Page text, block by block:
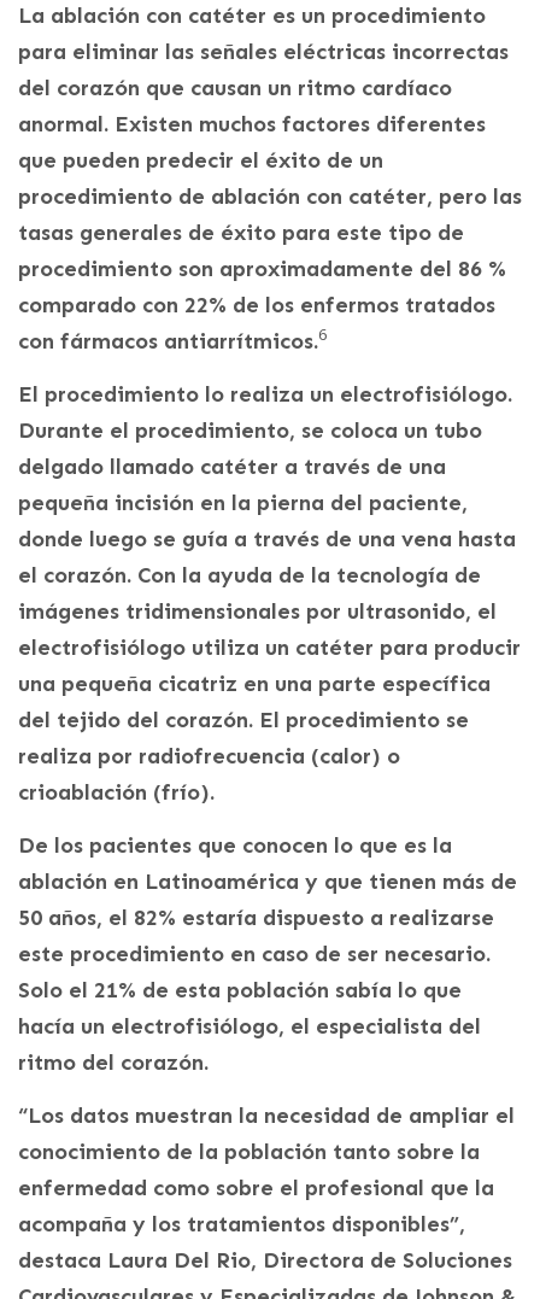
La ablación con catéter es un procedimiento
para eliminar las señales eléctricas incorrectas
del corazón que causan un ritmo cardíaco
anormal. Existen muchos factores diferentes
que pueden predecir el éxito de un
procedimiento de ablación con catéter, pero las
tasas generales de éxito para este tipo de
procedimiento son aproximadamente del 86 %
comparado con 22% de los enfermos tratados
con fármacos antiarrítmicos.6
El procedimiento lo realiza un electrofisiólogo.
Durante el procedimiento, se coloca un tubo
delgado llamado catéter a través de una
pequeña incisión en la pierna del paciente,
donde luego se guía a través de una vena hasta
el corazón. Con la ayuda de la tecnología de
imágenes tridimensionales por ultrasonido, el
electrofisiólogo utiliza un catéter para producir
una pequeña cicatriz en una parte específica
del tejido del corazón. El procedimiento se
realiza por radiofrecuencia (calor) o
crioablación (frío).
De los pacientes que conocen lo que es la
ablación en Latinoamérica y que tienen más de
50 años, el 82% estaría dispuesto a realizarse
este procedimiento en caso de ser necesario.
Solo el 21% de esta población sabía lo que
hacía un electrofisiólogo, el especialista del
ritmo del corazón.
“Los datos muestran la necesidad de ampliar el
conocimiento de la población tanto sobre la
enfermedad como sobre el profesional que la
acompaña y los tratamientos disponibles”,
destaca Laura Del Rio, Directora de Soluciones